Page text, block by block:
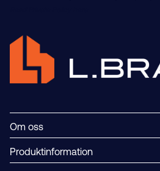
Om oss
Produktinformation